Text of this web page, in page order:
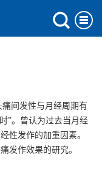
间发性与月经周期有
”。曾认为过去当月经
性发作的加重因素。
发作效果的研究。